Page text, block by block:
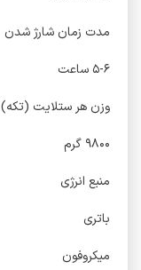
مدت زمان شارژ شدن
۵-۶ ساعت
وزن هر ستلایت (تکه)
۹۸۰۰ گرم
منبع انرژی
باتری
میکروفون